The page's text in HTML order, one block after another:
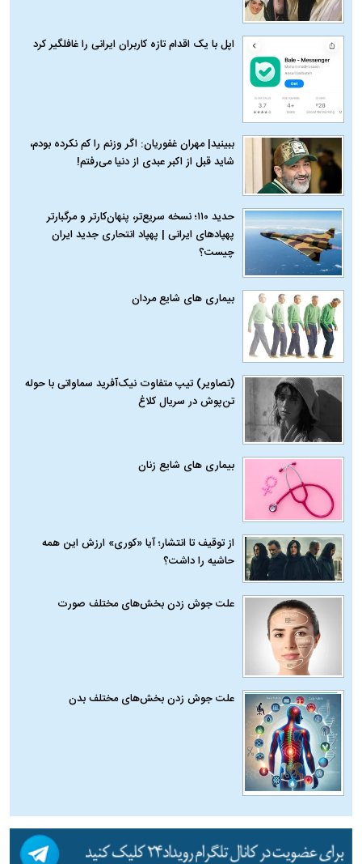
اپل با یک اقدام تازه کاربران ایرانی را غافلگیر کرد
ببینید| مهران غفوریان: اگر وزنم را کم نکرده بودم،
شاید قبل از اکبر عبدی از دنیا می‌رفتم!
حدید ۱۱۰؛ نسخه سریع‌تر، پنهان‌کارتر و مرگبارتر
پهپادهای ایرانی | پهپاد انتحاری جدید ایران
چیست؟
بیماری‌ های شایع مردان
(تصاویر) تیپ متفاوت نیک‌آفرید سماواتی با حوله
تن‌پوش در سریال کلاغ
بیماری‌ های شایع زنان
از توقیف تا انتشار؛ آیا «کوری» ارزش این همه
حاشیه را داشت؟
علت جوش زدن بخش‌های مختلف صورت
علت جوش زدن بخش‌های مختلف بدن